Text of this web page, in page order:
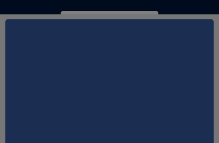
NOUS CONTACTER